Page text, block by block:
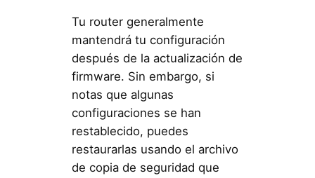
Tu router generalmente
mantendrá tu configuración
después de la actualización de
firmware. Sin embargo, si
notas que algunas
configuraciones se han
restablecido, puedes
restaurarlas usando el archivo
de copia de seguridad que